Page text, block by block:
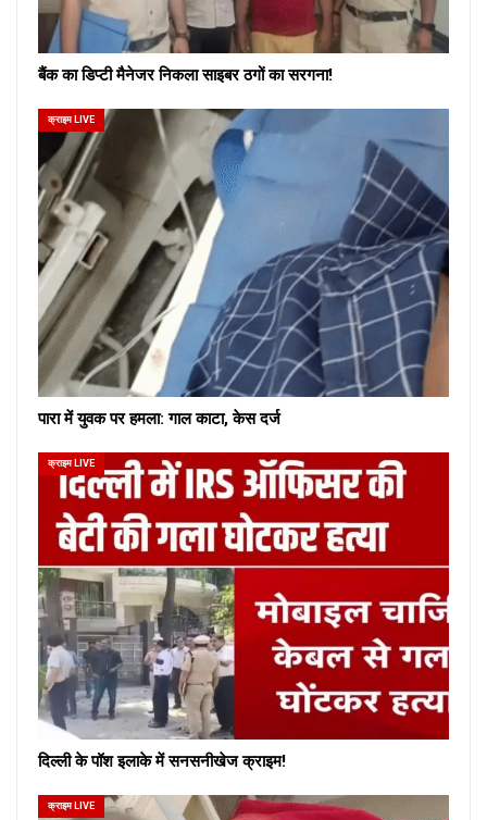
बैंक का डिप्टी मैनेजर निकला साइबर ठगों का सरगना!
क्राइम LIVE
पारा में युवक पर हमला: गाल काटा, केस दर्ज
क्राइम LIVE
दिल्ली के पॉश इलाके में सनसनीखेज क्राइम!
क्राइम LIVE